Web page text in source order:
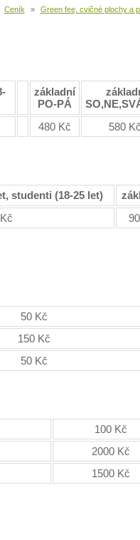
Ceník » Green fee, cvičné plochy a
základní
PO-PÁ
480 Kč 580 Kč
studenti (18-25 let)
50 Kč
150 Kč
50 Kč
100 Kč
2000 Kč
1500 Kč